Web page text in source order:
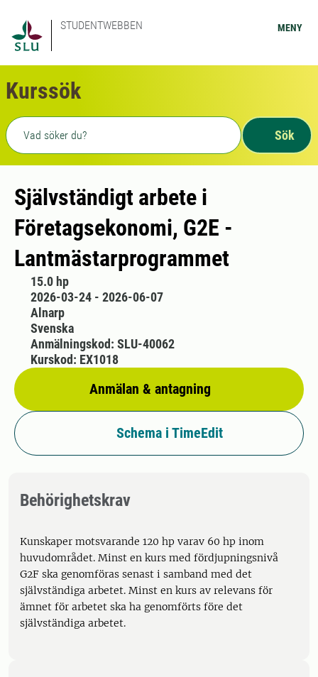
STUDENTWEBBEN MENY
Kurssök
Fritext sökning
Sök
Självständigt arbete i
Företagsekonomi, G2E -
Lantmästarprogrammet
15.0 hp
2026-03-24 - 2026-06-07
Alnarp
Svenska
Anmälan & antagning
Anmälningskod: SLU-40062
Kurskod: EX1018
Schema i TimeEdit
Behörighetskrav
Kunskaper motsvarande 120 hp varav 60 hp inom
huvudområdet. Minst en kurs med fördjupningsnivå
G2F ska genomföras senast i samband med det
självständiga arbetet. Minst en kurs av relevans för
ämnet för arbetet ska ha genomförts före det
självständiga arbetet.